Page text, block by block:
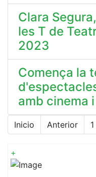
Clara
les T de
2023
Comença la
amb cinema
Inicio Anterior 1
+